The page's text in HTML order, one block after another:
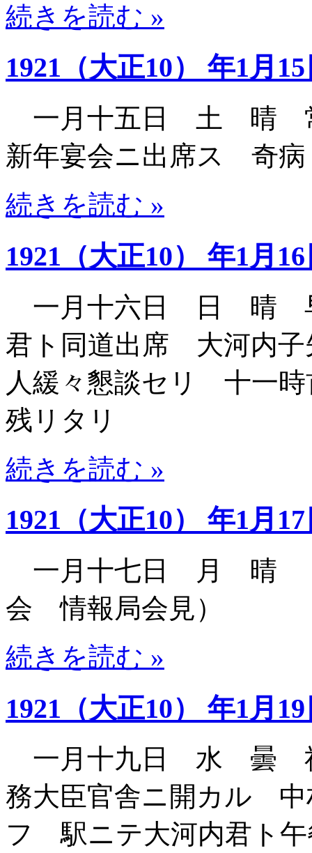
続きを読む »
1921（大正10） 年1月
一月十五日 土 晴 常
新年宴会ニ出席ス 奇病
続きを読む »
1921（大正10） 年1月
一月十六日 日 晴
君ト同道出席 大河内
人緩々懇談セリ 十一時
残リタリ
続きを読む »
1921（大正10） 年1月
一月十七日 月 晴
会 情報局会見）
続きを読む »
1921（大正10） 年1月
一月十九日 水 曇 社
務大臣官舎ニ開カル 中
フ 駅ニテ大河内君ト午